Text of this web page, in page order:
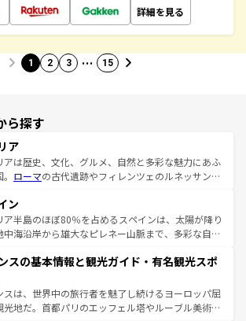
詳細を見る
1 2 3 … 15
ら探す
ア
アは歴史、文化、グルメ、自然と多彩な魅力にあふ
ローマの古代遺跡やフィレンツェのルネッサンス
トスカーナの美しい田園風景やアマルフィ海岸の絶
、自然景観も見逃せない。観光の合間には、本場の
パスタなど、絶品のイタリア料理を堪能することも
くれるイタリアで、忘れられない旅をしてみよう！
新着のイタリア情報は
ン
ア半島のほぼ80％を占めるスペインは、太陽が降り
中海沿岸から雄大なピレネー山脈まで、多彩な自然
根付くこの国では、情熱的なフラメンコ、熱気あふ
牛、そして美味しいタパスが生活の一部となってい
都マドリードの洗練された雰囲気や、バルセロナの
に溢れた街角から、地方では古代ローマ遺跡や中世
スの基本情報と観光ガイド・有名観光スポ
スは、世界中の旅行者を魅了し続けるヨーロッパ屈
光地だ。首都パリのエッフェル塔やルーブル美術館